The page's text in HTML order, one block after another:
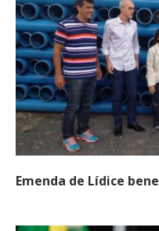
Emenda de Lídice